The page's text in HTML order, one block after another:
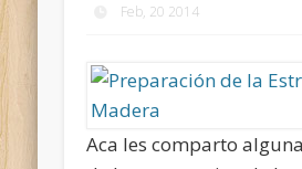
Feb, 20 2014
Aca les comparto